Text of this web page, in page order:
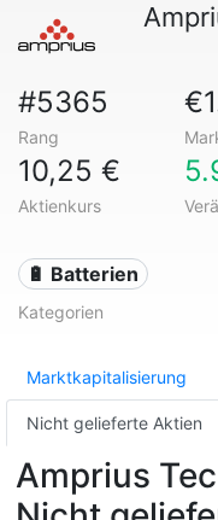
#5365
Rang
10,25 €
Aktienkurs
🔋 Batterien
Kategorien
Marktkapitalisierung
Nicht gelieferte Aktien
Amprius